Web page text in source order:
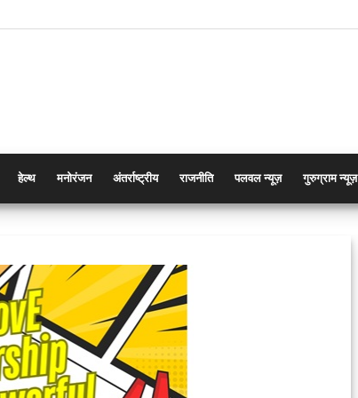
हेल्थ मनोरंजन अंतर्राष्ट्रीय राजनीति पलवल न्यूज़ गुरुग्राम न्यूज़